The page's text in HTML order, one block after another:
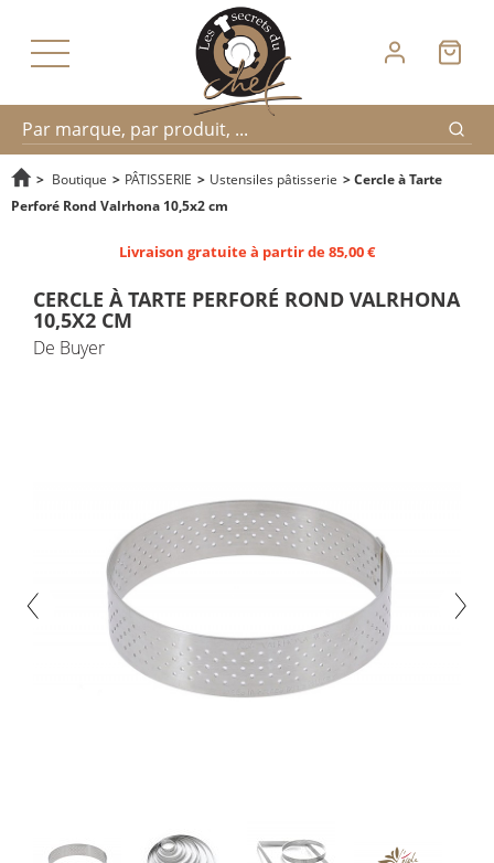
Recherche
> Boutique > PÂTISSERIE > Ustensiles pâtisserie >Cercle à Tarte
Perforé Rond Valrhona 10,5x2 cm
Livraison gratuite à partir de 85,00 €
CERCLE À TARTE PERFORÉ ROND VALRHONA
10,5X2 CM
De Buyer